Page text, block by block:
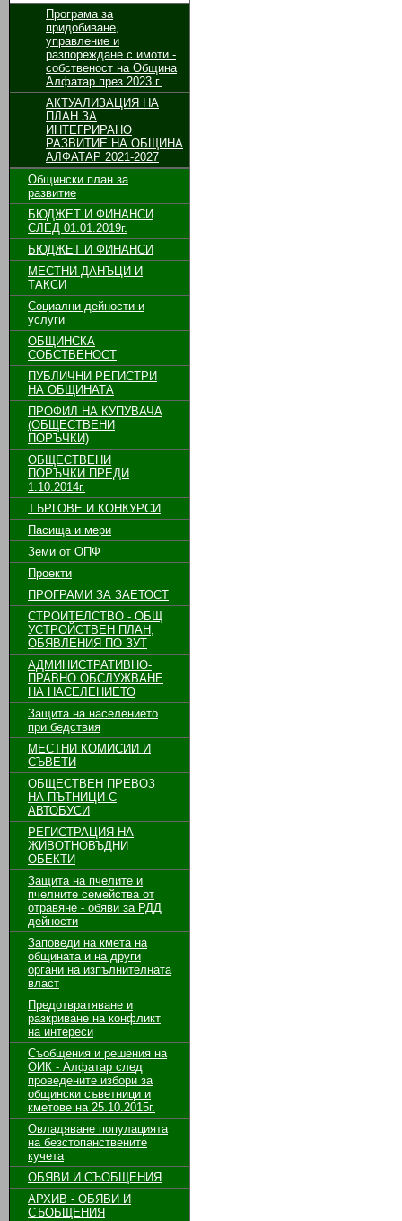
Програма за
придобиване,
управление и
разпореждане с имоти -
собственост на Община
Алфатар през 2023 г.
АКТУАЛИЗАЦИЯ НА
ПЛАН ЗА
ИНТЕГРИРАНО
РАЗВИТИЕ НА ОБЩИНА
АЛФАТАР 2021-2027
Общински план за
развитие
БЮДЖЕТ И ФИНАНСИ
СЛЕД 01.01.2019г.
БЮДЖЕТ И ФИНАНСИ
МЕСТНИ ДАНЪЦИ И
ТАКСИ
Социални дейности и
услуги
ОБЩИНСКА
СОБСТВЕНОСТ
ПУБЛИЧНИ РЕГИСТРИ
НА ОБЩИНАТА
ПРОФИЛ НА КУПУВАЧА
(ОБЩЕСТВЕНИ
ПОРЪЧКИ)
ОБЩЕСТВЕНИ
ПОРЪЧКИ ПРЕДИ
1.10.2014г.
ТЪРГОВЕ И КОНКУРСИ
Пасища и мери
Земи от ОПФ
Проекти
ПРОГРАМИ ЗА ЗАЕТОСТ
СТРОИТЕЛСТВО - ОБЩ
УСТРОЙСТВЕН ПЛАН,
ОБЯВЛЕНИЯ ПО ЗУТ
АДМИНИСТРАТИВНО-
ПРАВНО ОБСЛУЖВАНЕ
НА НАСЕЛЕНИЕТО
Защита на населението
при бедствия
МЕСТНИ КОМИСИИ И
СЪВЕТИ
ОБЩЕСТВЕН ПРЕВОЗ
НА ПЪТНИЦИ С
АВТОБУСИ
РЕГИСТРАЦИЯ НА
ЖИВОТНОВЪДНИ
ОБЕКТИ
Защита на пчелите и
пчелните семейства от
отравяне - обяви за РДД
дейности
Заповеди на кмета на
общината и на други
органи на изпълнителната
власт
Предотвратяване и
разкриване на конфликт
на интереси
Съобщения и решения на
ОИК - Алфатар след
проведените избори за
общински съветници и
кметове на 25.10.2015г.
Овладяване популацията
на безстопанствените
кучета
ОБЯВИ И СЪОБЩЕНИЯ
АРХИВ - ОБЯВИ И
СЪОБЩЕНИЯ